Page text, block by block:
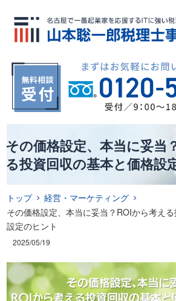
その価格設定、本当に妥当
る投資回収の基本と価格設
トップ
経営・マーケティング
その価格設定、本当に妥当？ROIから考え
設定のヒント
2025/05/19